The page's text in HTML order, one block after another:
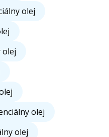
olej
olej
olej
olej